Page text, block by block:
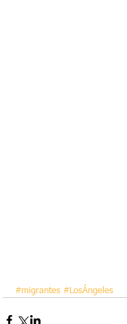
#migrantes #LosÁngeles